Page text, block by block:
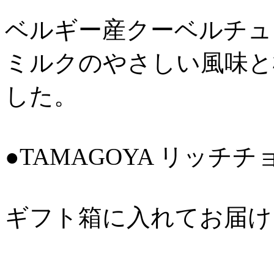
ベルギー産クーベルチ
ミルクのやさしい風味
した。
●TAMAGOYA リッチチ
ギフト箱に入れてお届